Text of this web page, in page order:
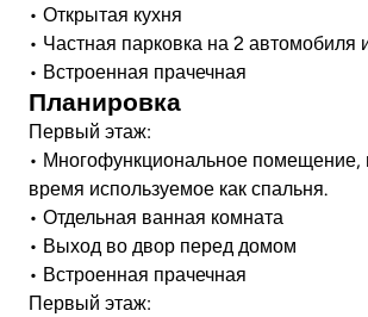
• Открытая кухня
• Частная парковка на 2 автомобиля
• Встроенная прачечная
Планировка
Первый этаж:
• Многофункциональное помещение,
время используемое как спальня.
• Отдельная ванная комната
• Выход во двор перед домом
• Встроенная прачечная
Первый этаж: